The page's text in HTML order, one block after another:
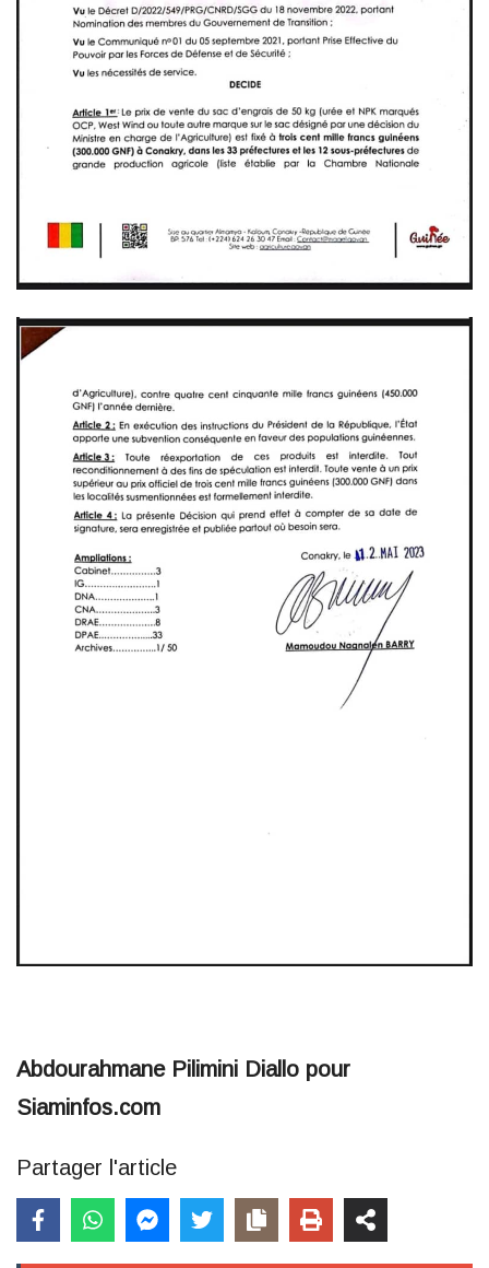
Abdourahmane Pilimini Diallo pour
Siaminfos.com
Partager l'article